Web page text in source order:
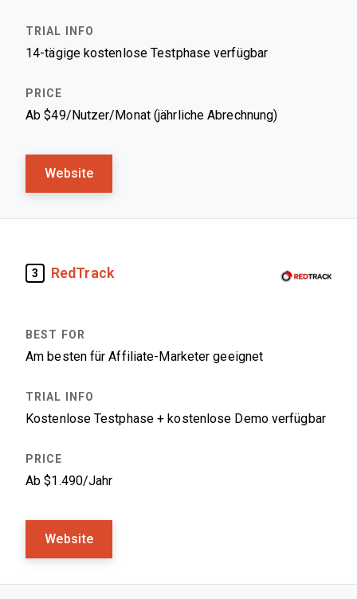
14-tägige kostenlose Testphase verfügbar
Ab $49/Nutzer/Monat (jährliche Abrechnung)
Website
3 RedTrack
Am besten für Affiliate-Marketer geeignet
Kostenlose Testphase + kostenlose Demo verfügbar
Ab $1.490/Jahr
Website